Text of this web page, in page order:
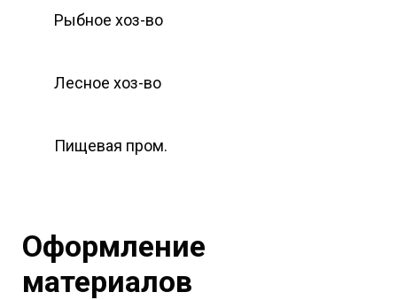
Рыбное хоз-во
Лесное хоз-во
Пищевая пром.
Оформление
материалов